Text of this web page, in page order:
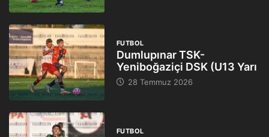
FUTBOL
Dumlupınar TSK-
Yeniboğaziçi DSK (U13 Yarı
28 Temmuz 2026
FUTBOL